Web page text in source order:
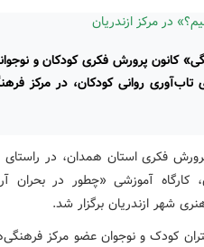
کانون پرورش فکری کودکان و
تاب‌آوری روانی کودکان، در مرکز
فکری استان همدان، در
آموزشی «چطور در بحران
شهر ازندریان برگزار شد.
حضور بیش از ۴۰ نفر از دختران کودک و نوجوان